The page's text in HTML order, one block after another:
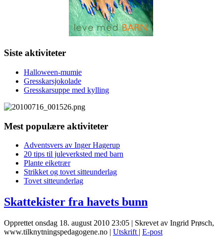
Siste aktiviteter
Halloween-mumie
Gresskarsjokolade
Gresskarsuppe med kylling
Mest populære aktiviteter
Adventsvers av Inger Hagerup
20 tips til juleverksted med barn
Plante eiketrær
Strikket og tovet sitteunderlag
Tovet sitteunderlag
Skattekister fra havets bunn
Opprettet onsdag 18. august 2010 23:05 | Skrevet av Ingrid Prøsch,
www.tilknytningspedagogene.no | Utskrift | E-post